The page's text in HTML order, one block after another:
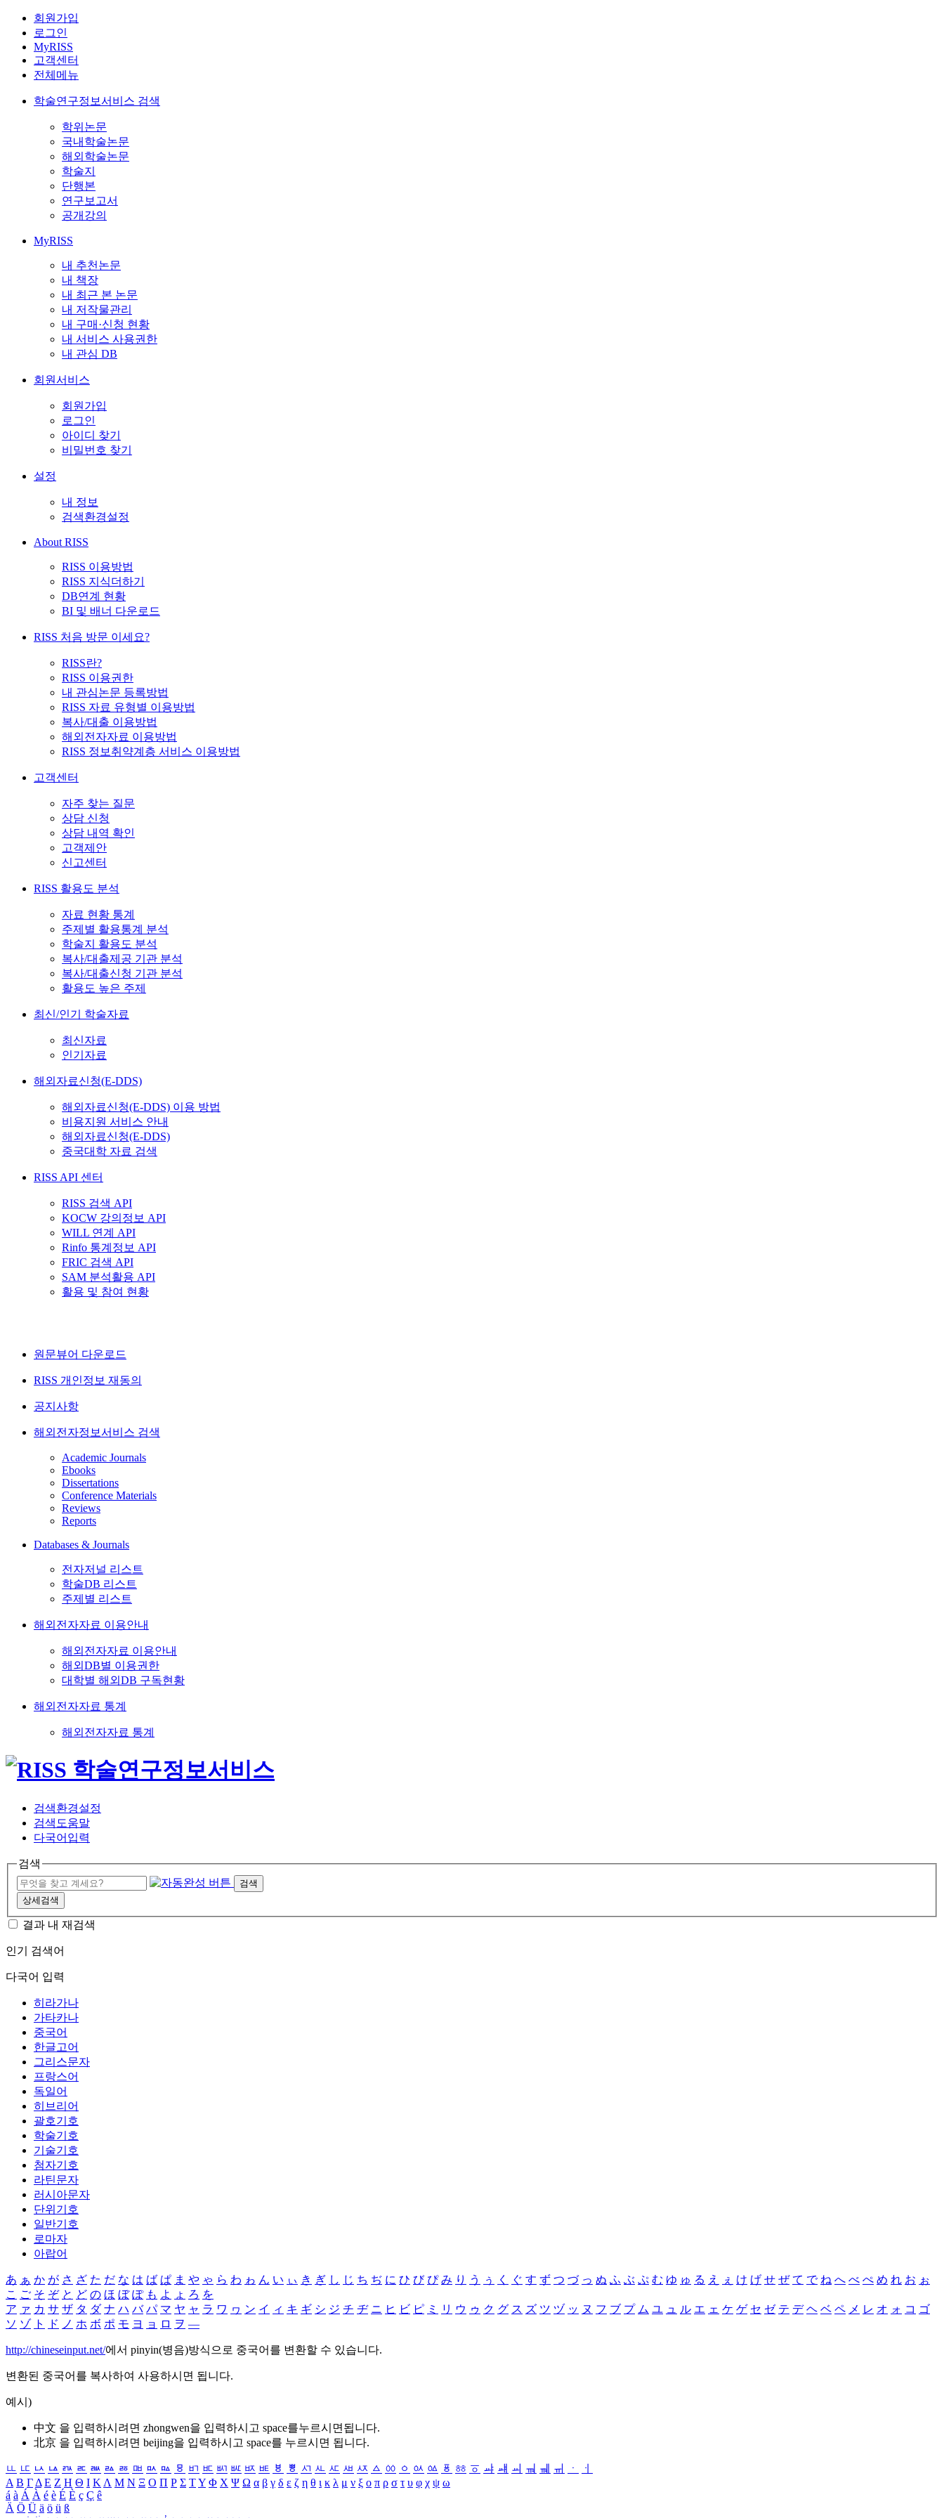
회원가입
로그인
MyRISS
고객센터
전체메뉴
학술연구정보서비스 검색
학위논문
국내학술논문
해외학술논문
학술지
단행본
연구보고서
공개강의
MyRISS
내 추천논문
내 책장
내 최근 본 논문
내 저작물관리
내 구매·신청 현황
내 서비스 사용권한
내 관심 DB
회원서비스
회원가입
로그인
아이디 찾기
비밀번호 찾기
설정
내 정보
검색환경설정
About RISS
RISS 이용방법
RISS 지식더하기
DB연계 현황
BI 및 배너 다운로드
RISS 처음 방문 이세요?
RISS란?
RISS 이용권한
내 관심논문 등록방법
RISS 자료 유형별 이용방법
복사/대출 이용방법
해외전자자료 이용방법
RISS 정보취약계층 서비스 이용방법
고객센터
자주 찾는 질문
상담 신청
상담 내역 확인
고객제안
신고센터
RISS 활용도 분석
자료 현황 통계
주제별 활용통계 분석
학술지 활용도 분석
복사/대출제공 기관 분석
복사/대출신청 기관 분석
활용도 높은 주제
최신/인기 학술자료
최신자료
인기자료
해외자료신청(E-DDS)
해외자료신청(E-DDS) 이용 방법
비용지원 서비스 안내
해외자료신청(E-DDS)
중국대학 자료 검색
RISS API 센터
RISS 검색 API
KOCW 강의정보 API
WILL 연계 API
Rinfo 통계정보 API
FRIC 검색 API
SAM 분석활용 API
활용 및 참여 현황
원문뷰어 다운로드
RISS 개인정보 재동의
공지사항
해외전자정보서비스 검색
Academic Journals
Ebooks
Dissertations
Conference Materials
Reviews
Reports
Databases & Journals
전자저널 리스트
학술DB 리스트
주제별 리스트
해외전자자료 이용안내
해외전자자료 이용안내
해외DB별 이용권한
대학별 해외DB 구독현황
해외전자자료 통계
해외전자자료 통계
검색환경설정
검색도움말
다국어입력
검색
검색
상세검색
결과 내 재검색
인기 검색어
다국어 입력
히라가나
가타카나
중국어
한글고어
그리스문자
프랑스어
독일어
히브리어
괄호기호
학술기호
기술기호
첨자기호
라틴문자
러시아문자
단위기호
일반기호
로마자
아랍어
あ ぁ か が さ ざ た だ な は ば ぱ ま や ゃ ら わ ゎ ん い ぃ き ぎ し じ ち ぢ に ひ び ぴ み り う ぅ く ぐ す ず つ づ っ ぬ ふ ぶ ぷ む ゆ ゅ る え ぇ け げ せ ぜ て で ね へ べ ぺ め れ お ぉ
こ ご そ ぞ と ど の ほ ぼ ぽ も よ ょ ろ を
ア ァ カ サ ザ タ ダ ナ ハ バ パ マ ヤ ャ ラ ワ ヮ ン イ ィ キ ギ シ ジ チ ヂ ニ ヒ ビ ピ ミ リ ウ ゥ ク グ ス ズ ツ ヅ ッ ヌ フ ブ プ ム ユ ュ ル エ ェ ケ ゲ セ ゼ テ デ ヘ ベ ペ メ レ オ ォ コ ゴ
ソ ゾ ト ド ノ ホ ボ ポ モ ヨ ョ ロ ヲ ―
http://chineseinput.net/에서 pinyin(병음)방식으로 중국어를 변환할 수 있습니다.
변환된 중국어를 복사하여 사용하시면 됩니다.
예시)
中文 을 입력하시려면 zhongwen을 입력하시고 space를누르시면됩니다.
北京 을 입력하시려면 beijing을 입력하시고 space를 누르시면 됩니다.
ㅥ ㅦ ㅧ ㅨ ㅩ ㅪ ㅫ ㅬ ㅭ ㅮ ㅯ ㅰ ㅱ ㅲ ㅳ ㅴ ㅵ ㅶ ㅷ ㅸ ㅹ ㅺ ㅻ ㅼ ㅽ ㅾ ㅿ ㆀ ㆁ ㆂ ㆃ ㆄ ㆅ ㆆ ㆇ ㆈ ㆉ ㆊ ㆋ ㆌ ㆍ
ㆎ
Α Β ΓΔ Ε Ζ Η Θ Ι ΚΛ Μ Ν Ξ Ο Π Ρ Σ ΤΥ Φ Χ Ψ Ω α β γ δ ε ζ η θ ι κ λ μ ν ξ ο π ρ σ τ υ φ χ ψ ω
á à Á À é è É È ç Ç ê
Ä Ö Ü ä ö ü ß